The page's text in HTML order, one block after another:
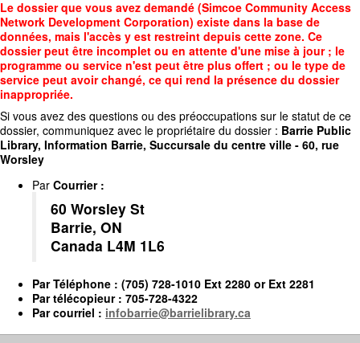
Accédez
au
contenu
principal
Le dossier que vous avez demandé (Simcoe Community Access
Network Development Corporation) existe dans la base de
données, mais l'accès y est restreint depuis cette zone. Ce
dossier peut être incomplet ou en attente d'une mise à jour ; le
programme ou service n'est peut être plus offert ; ou le type de
service peut avoir changé, ce qui rend la présence du dossier
inappropriée.
Si vous avez des questions ou des préoccupations sur le statut de ce
dossier, communiquez avec le propriétaire du dossier : Barrie Public
Library, Information Barrie, Succursale du centre ville - 60, rue
Worsley
Par Courrier:
60 Worsley St
Barrie, ON
Canada L4M 1L6
ParTéléphone : (705) 728-1010 Ext 2280 or Ext 2281
Partélécopieur: 705-728-4322
Parcourriel : infobarrie@barrielibrary.ca